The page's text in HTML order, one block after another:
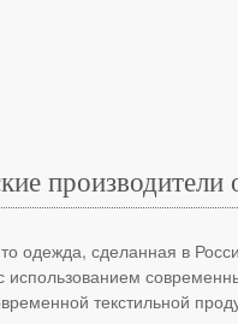
то одежда, сделанная в
использованием
текстильной